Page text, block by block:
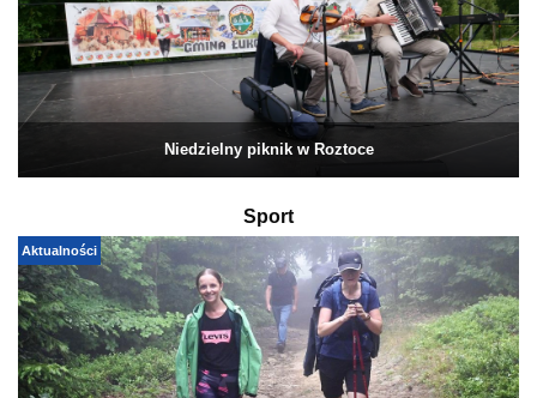
Niedzielny piknik w Roztoce
Sport
Aktualności